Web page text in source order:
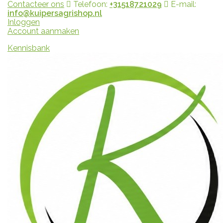
Contacteer ons Telefoon: +31518721029
E-mail:
info@kuipersagrishop.nl
Inloggen
Account aanmaken
Kennisbank